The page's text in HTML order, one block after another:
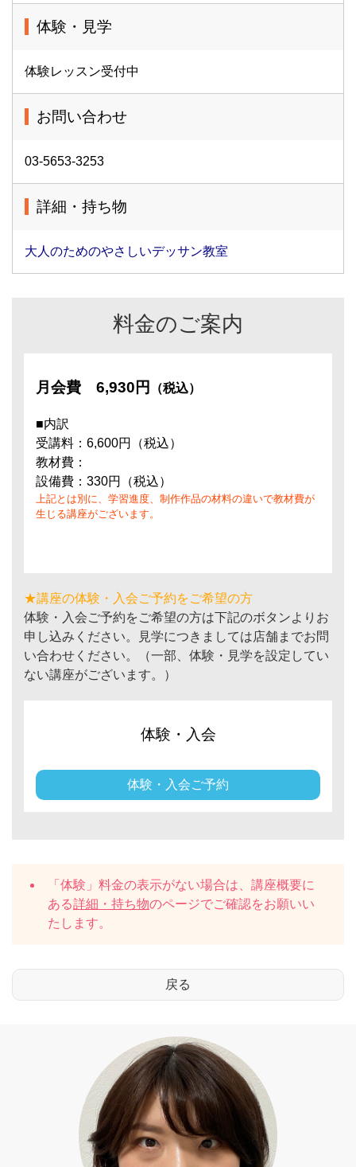
体験・見学
体験レッスン受付中
お問い合わせ
03-5653-3253
詳細・持ち物
大人のためのやさしいデッサン教室
料金のご案内
月会費 6,930円 （税込）
■内訳
受講料：6,600円（税込）
教材費：
設備費：330円（税込）
上記とは別に、学習進度、制作作品の材料の違いで教材費が
生じる講座がございます。
★講座の体験・入会ご予約をご希望の方
体験・入会ご予約をご希望の方は下記のボタンよりお
申し込みください。見学につきましては店舗までお問
い合わせください。（一部、体験・見学を設定してい
ない講座がございます。）
体験・入会
体験・入会ご予約
「体験」料金の表示がない場合は、講座概要に
ある詳細・持ち物のページでご確認をお願いい
たします。